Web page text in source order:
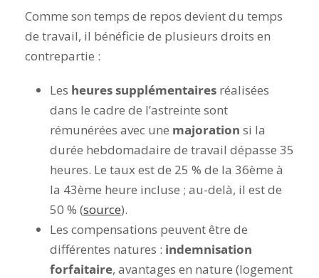
Comme son temps de repos devient du temps
de travail, il bénéficie de plusieurs droits en
contrepartie :
Les heures supplémentaires réalisées
dans le cadre de l’astreinte sont
rémunérées avec une majoration si la
durée hebdomadaire de travail dépasse 35
heures. Le taux est de 25 % de la 36ème à
la 43ème heure incluse ; au-delà, il est de
50 % (source).
Les compensations peuvent être de
différentes natures : indemnisation
forfaitaire, avantages en nature (logement